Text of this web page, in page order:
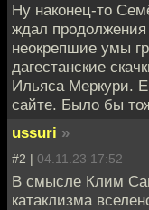
Ну наконец-то
ждал продолжения
неокрепшие умы
дагестанские
Ильяса Меркури.
сайте. Было бы
ussuri »
#2 | 04.11.23 17:52
В смысле Клим
катаклизма